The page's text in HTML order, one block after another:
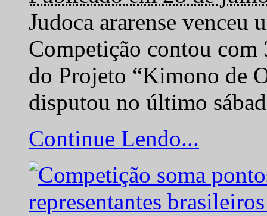
Judoca ararense venceu
Competição contou com
do Projeto “Kimono de
disputou no último
Continue Lendo...